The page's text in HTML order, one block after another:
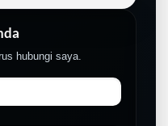
hubungi saya.